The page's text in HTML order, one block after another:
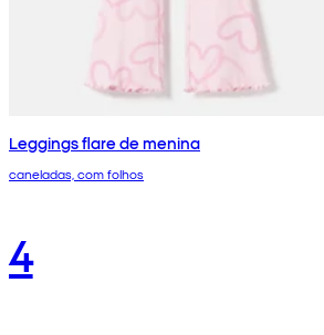
Leggings flare de menina
caneladas, com folhos
4